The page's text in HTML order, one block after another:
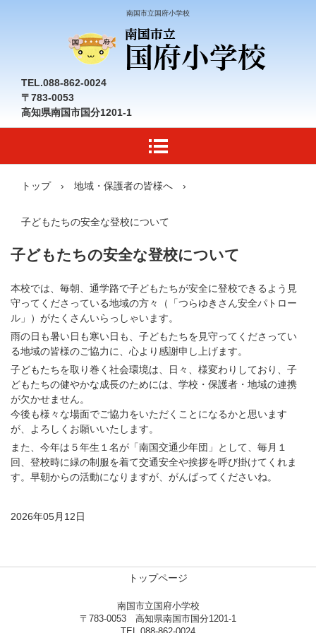
南国市立国府小学校
TEL.088-862-0024
〒783-0053
高知県南国市国分1201-1
トップ › 地域・保護者の皆様へ ›
子どもたちの安全な登校について
子どもたちの安全な登校について
本校では、毎朝、通学路で子どもたちが安全に登校できるよう見
守ってくださっている地域の方々（「つらゆきさん安全パトロー
ル」）がたくさんいらっしゃいます。
雨の日も暑い日も寒い日も、子どもたちを見守ってくださってい
る地域の皆様のご協力に、心より感謝申し上げます。
子どもたちを取り巻く社会環境は、日々、様変わりしており、子
どもたちの健やかな成長のためには、学校・保護者・地域の連携
が欠かせません。
今後も様々な場面でご協力をいただくことになるかと思います
が、よろしくお願いいたします。
また、今年は５年生１名が「南国交通少年団」として、毎月１
回、登校時に緑の制服を着て交通安全や挨拶を呼び掛けてくれま
す。早朝からの活動になりますが、がんばってくださいね。
2026年05月12日
トップページ
南国市立国府小学校
〒783-0053 高知県南国市国分1201-1